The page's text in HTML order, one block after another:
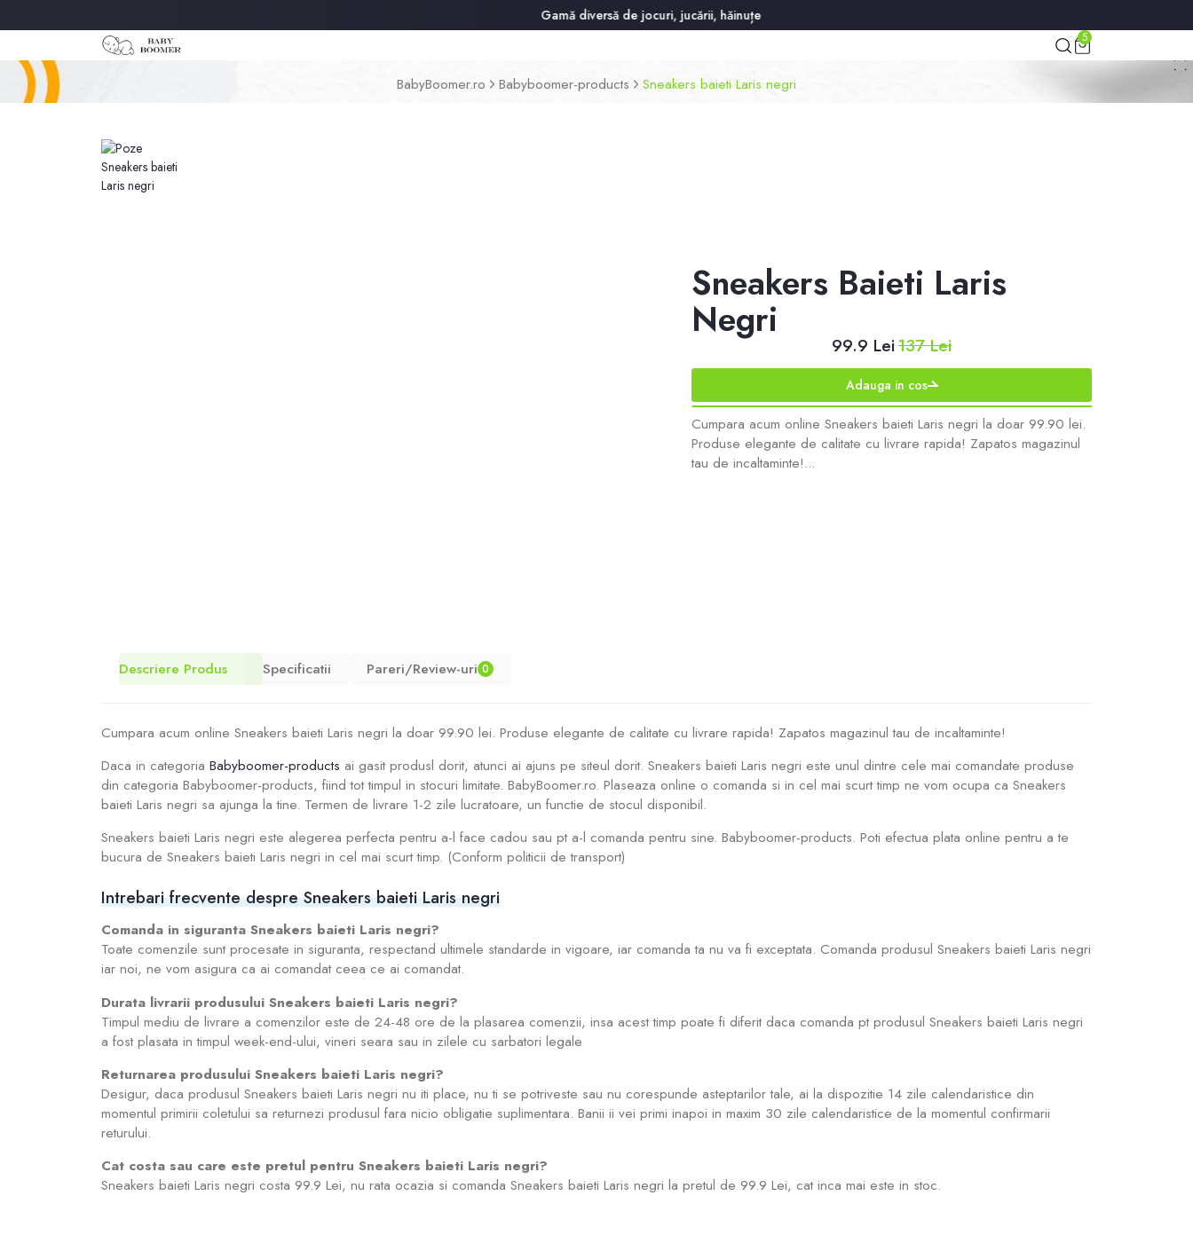
Gamă diversă de jocuri, jucării, hăinuțe și acesorii pentru cel mic.
5
BabyBoomer.ro Babyboomer-products Sneakers baieti Laris negri
Sneakers Baieti Laris
Negri
99.9 Lei137 Lei
Adauga in cos
Cumpara acum online Sneakers baieti Laris negri la doar 99.90 lei.
Produse elegante de calitate cu livrare rapida! Zapatos magazinul
tau de incaltaminte!...
Descriere Produs Specificatii Pareri/Review-uri 0
Cumpara acum online Sneakers baieti Laris negri la doar 99.90 lei. Produse elegante de calitate cu livrare rapida! Zapatos magazinul tau de incaltaminte!
Daca in categoria Babyboomer-products ai gasit produsl dorit, atunci ai ajuns pe siteul dorit. Sneakers baieti Laris negri este unul dintre cele mai comandate produse
din categoria Babyboomer-products, fiind tot timpul in stocuri limitate. BabyBoomer.ro. Plaseaza online o comanda si in cel mai scurt timp ne vom ocupa ca Sneakers
baieti Laris negri sa ajunga la tine. Termen de livrare 1-2 zile lucratoare, un functie de stocul disponibil.
Sneakers baieti Laris negri este alegerea perfecta pentru a-l face cadou sau pt a-l comanda pentru sine. Babyboomer-products. Poti efectua plata online pentru a te
bucura de Sneakers baieti Laris negri in cel mai scurt timp. (Conform politicii de transport)
Intrebari frecvente despre Sneakers baieti Laris negri
Comanda in siguranta Sneakers baieti Laris negri?
Toate comenzile sunt procesate in siguranta, respectand ultimele standarde in vigoare, iar comanda ta nu va fi exceptata. Comanda produsul Sneakers baieti Laris negri
iar noi, ne vom asigura ca ai comandat ceea ce ai comandat.
Durata livrarii produsului Sneakers baieti Laris negri?
Timpul mediu de livrare a comenzilor este de 24-48 ore de la plasarea comenzii, insa acest timp poate fi diferit daca comanda pt produsul Sneakers baieti Laris negri
a fost plasata in timpul week-end-ului, vineri seara sau in zilele cu sarbatori legale
Returnarea produsului Sneakers baieti Laris negri?
Desigur, daca produsul Sneakers baieti Laris negri nu iti place, nu ti se potriveste sau nu corespunde asteptarilor tale, ai la dispozitie 14 zile calendaristice din
momentul primirii coletului sa returnezi produsul fara nicio obligatie suplimentara. Banii ii vei primi inapoi in maxim 30 zile calendaristice de la momentul confirmarii
returului.
Cat costa sau care este pretul pentru Sneakers baieti Laris negri?
Sneakers baieti Laris negri costa 99.9 Lei, nu rata ocazia si comanda Sneakers baieti Laris negri la pretul de 99.9 Lei, cat inca mai este in stoc.